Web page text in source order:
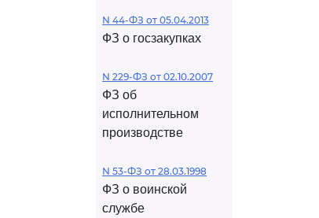
N 44-ФЗ от 05.04.2013
ФЗ о госзакупках
N 229-ФЗ от 02.10.2007
ФЗ об
исполнительном
производстве
N 53-ФЗ от 28.03.1998
ФЗ о воинской
службе